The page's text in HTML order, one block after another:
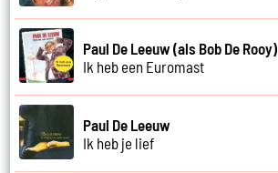
Paul De Leeuw (als Bob De Rooy)
Ik heb een Euromast
Paul De Leeuw
Ik heb je lief